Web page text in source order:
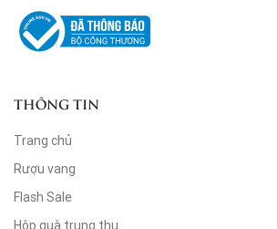
THÔNG TIN
Trang chủ
Rượu vang
Flash Sale
Hộp quà trung thu